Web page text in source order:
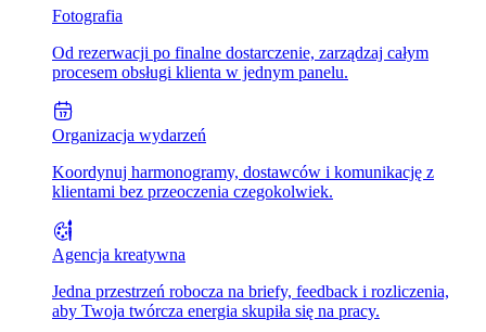
Fotografia
Od rezerwacji po finalne dostarczenie, zarządzaj całym
procesem obsługi klienta w jednym panelu.
Organizacja wydarzeń
Koordynuj harmonogramy, dostawców i komunikację z
klientami bez przeoczenia czegokolwiek.
Agencja kreatywna
Jedna przestrzeń robocza na briefy, feedback i rozliczenia,
aby Twoja twórcza energia skupiła się na pracy.